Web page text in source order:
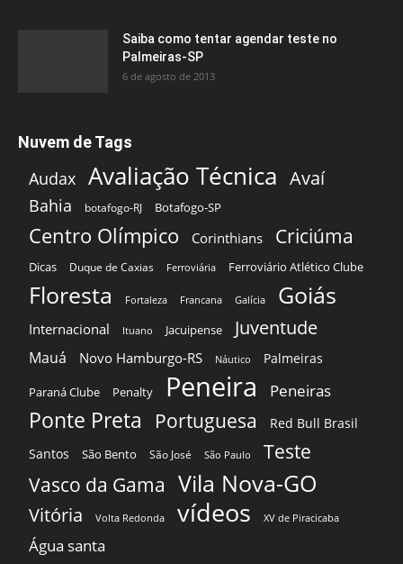
Saiba como tentar agendar teste no
Palmeiras-SP
6 de agosto de 2013
Nuvem de Tags
Audax Avaliação Técnica Avaí
Bahia botafogo-RJ Botafogo-SP
Centro Olímpico Corinthians Criciúma
Dicas Duque de Caxias Ferroviária Ferroviário Atlético Clube
Floresta Fortaleza Francana Galícia Goiás
Internacional Ituano Jacuipense Juventude
Mauá Novo Hamburgo-RS Náutico Palmeiras
Paraná Clube Penalty Peneira Peneiras
Ponte Preta Portuguesa
Red Bull Brasil
Santos
São Bento São José São Paulo Teste
Vasco da Gama Vila Nova-GO
Vitória Volta Redonda vídeos XV de Piracicaba
Água santa